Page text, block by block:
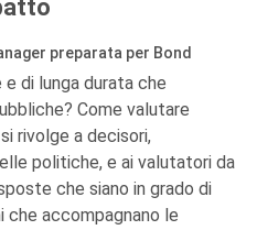
preparata per Bond
di lunga durata che
Come valutare
rivolge a decisori,
politiche, e ai valutatori da
che siano in grado di
accompagnano le